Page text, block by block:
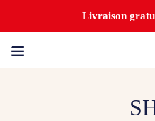
Livraison